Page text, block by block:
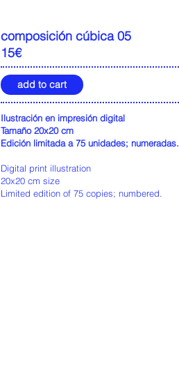
composición cúbica 05
15€
add to cart
Ilustración en impresión digital
Tamaño 20x20 cm
Edición limitada a 75 unidades; numeradas.
Digital print illustration
20x20 cm size
Limited edition of 75 copies; numbered.